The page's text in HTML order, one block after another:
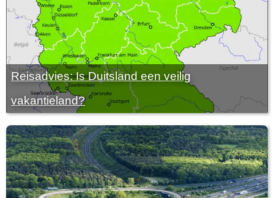
Reisadvies: Is Duitsland een veilig
vakantieland?